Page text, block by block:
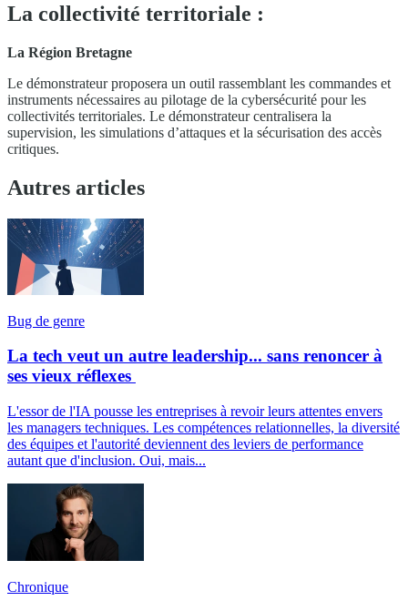
La collectivité territoriale :
La Région Bretagne
Le démonstrateur proposera un outil rassemblant les commandes et
instruments nécessaires au pilotage de la cybersécurité pour les
collectivités territoriales. Le démonstrateur centralisera la
supervision, les simulations d’attaques et la sécurisation des accès
critiques.
Autres articles
Bug de genre
La tech veut un autre leadership... sans renoncer à
ses vieux réflexes
L'essor de l'IA pousse les entreprises à revoir leurs attentes envers
les managers techniques. Les compétences relationnelles, la diversité
des équipes et l'autorité deviennent des leviers de performance
autant que d'inclusion. Oui, mais...
Chronique